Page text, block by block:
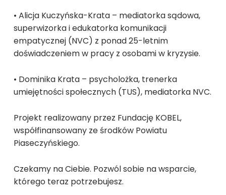
• Alicja Kuczyńska-Krata – mediatorka sądowa,
superwizorka i edukatorka komunikacji
empatycznej (NVC) z ponad 25-letnim
doświadczeniem w pracy z osobami w kryzysie.
• Dominika Krata – psycholożka, trenerka
umiejętności społecznych (TUS), mediatorka NVC.
Projekt realizowany przez Fundację KOBEL,
współfinansowany ze środków Powiatu
Piaseczyńskiego.
Czekamy na Ciebie. Pozwól sobie na wsparcie,
którego teraz potrzebujesz.